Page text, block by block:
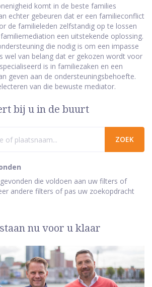
komt in de beste families
echter gebeuren dat er een familieconflict
de familieleden zelfstandig op te lossen
een uitstekende oplossing.
die nodig is om een impasse
wel van belang dat er gekozen wordt voor
is in familiezaken en een
geven aan de ondersteuningsbehoefte.
van die bewuste mediator.
bij u in de buurt
die voldoen aan uw filters of
andere filters of pas uw zoekopdracht
nu voor u klaar